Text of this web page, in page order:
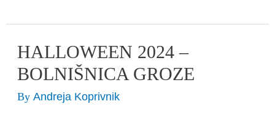
HALLOWEEN 2024 –
BOLNIŠNICA GROZE
ByAndreja Koprivnik
HALLOWEEN
2024
BOLNIŠNICA